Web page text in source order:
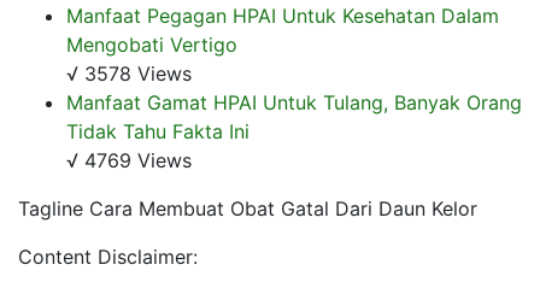
Manfaat Pegagan HPAI Untuk Kesehatan Dalam
Mengobati Vertigo
√ 3578 Views
Manfaat Gamat HPAI Untuk Tulang, Banyak Orang
Tidak Tahu Fakta Ini
√ 4769 Views
Tagline Cara Membuat Obat Gatal Dari Daun Kelor
Content Disclaimer: